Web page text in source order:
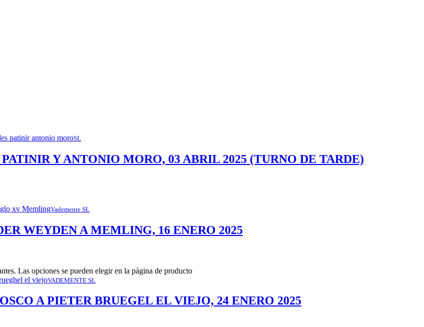
SL
Y ANTONIO MORO, 03 ABRIL 2025 (TURNO DE TARDE)
Vademente SL
WEYDEN A MEMLING, 16 ENERO 2025
Las opciones se pueden elegir en la página de producto
VADEMENTE SL
A PIETER BRUEGEL EL VIEJO, 24 ENERO 2025